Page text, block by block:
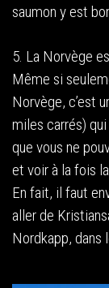
saumon y est
5. La Norvège
Même si
Norvège, c’est
miles carrés) qui
que vous ne
et voir à la fois
En fait, il faut
aller de
Nordkapp, dans